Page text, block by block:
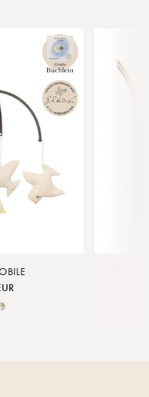
Mix